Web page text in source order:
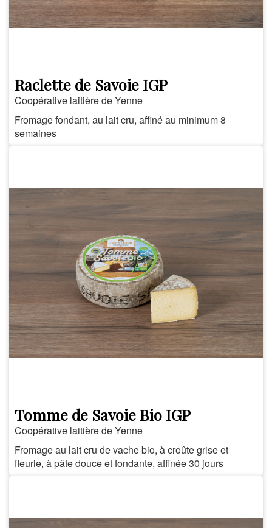
Raclette de Savoie IGP
Coopérative laitière de Yenne
Fromage fondant, au lait cru, affiné au minimum 8
semaines
Tomme de Savoie Bio IGP
Coopérative laitière de Yenne
Fromage au lait cru de vache bio, à croûte grise et
fleurie, à pâte douce et fondante, affinée 30 jours